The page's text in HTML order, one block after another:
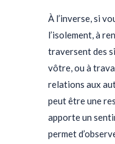
À l’inverse, si
l’isolement, à
traversent des
vôtre, ou à
relations aux
peut être une
apporte un
permet